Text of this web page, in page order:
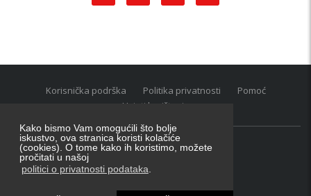
Kako bismo Vam omogućili što bolje
iskustvo, ova stranica koristi kolačiće
(cookies). O tome kako ih koristimo, možete
pročitati u našoj
politici o privatnosti podataka
Korisnička podrška Politika privatnosti
Pomoć
Uvjeti korištenja
Oglasnik grupacija:posao.hr|oglasnik.hr|auti.hr
Tečaj za konverziju u EUR valutu: 1 euro = 7.53450 kn